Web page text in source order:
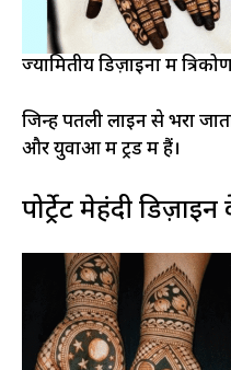
ज्यामितीय डिज़ाइनों में
जिन्हें पतली लाइन से भरा
और युवाओं में ट्रेंड में हैं।
पोर्ट्रेट मेहंदी डिज़ाइन